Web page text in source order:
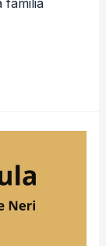
familia